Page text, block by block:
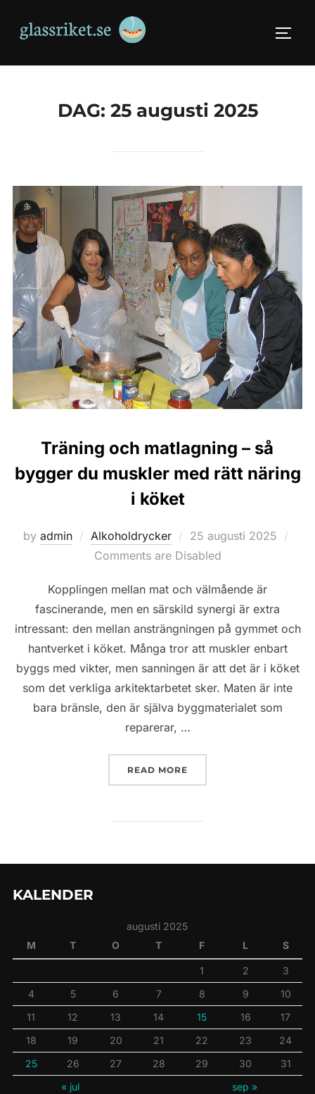
DAG: 25 augusti 2025
Träning och matlagning – så
bygger du muskler med rätt näring
i köket
by admin Alkoholdrycker
Posted
on
25 augusti 2025
Comments are Disabled
Kopplingen mellan mat och välmående är
fascinerande, men en särskild synergi är extra
intressant: den mellan ansträngningen på gymmet och
hantverket i köket. Många tror att muskler enbart
byggs med vikter, men sanningen är att det är i köket
som det verkliga arkitektarbetet sker. Maten är inte
bara bränsle, den är själva byggmaterialet som
reparerar, …
READ MORE
KALENDER
augusti 2025
M
T O T F L S
1 2
3
4
5 6 7 8 9
10
11
12 13 14 15 16
17
18
19 20 21 22 23
24
25
26 27 28 29 30
31
« jul
sep »